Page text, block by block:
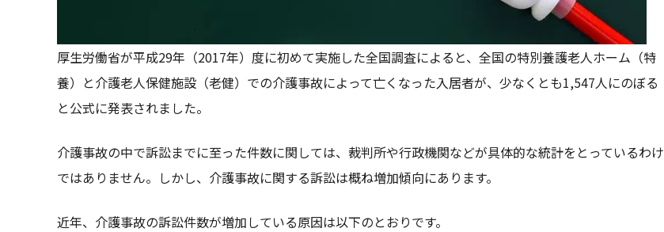
厚生労働省が平成29年（2017年）度に初めて実施した全国調査によると、全国の特別養護老人ホーム（特
養）と介護老人保健施設（老健）での介護事故によって亡くなった入居者が、少なくとも1,547人にのぼる
と公式に発表されました。
介護事故の中で訴訟までに至った件数に関しては、裁判所や行政機関などが具体的な統計をとっているわけ
ではありません。しかし、介護事故に関する訴訟は概ね増加傾向にあります。
近年、介護事故の訴訟件数が増加している原因は以下のとおりです。